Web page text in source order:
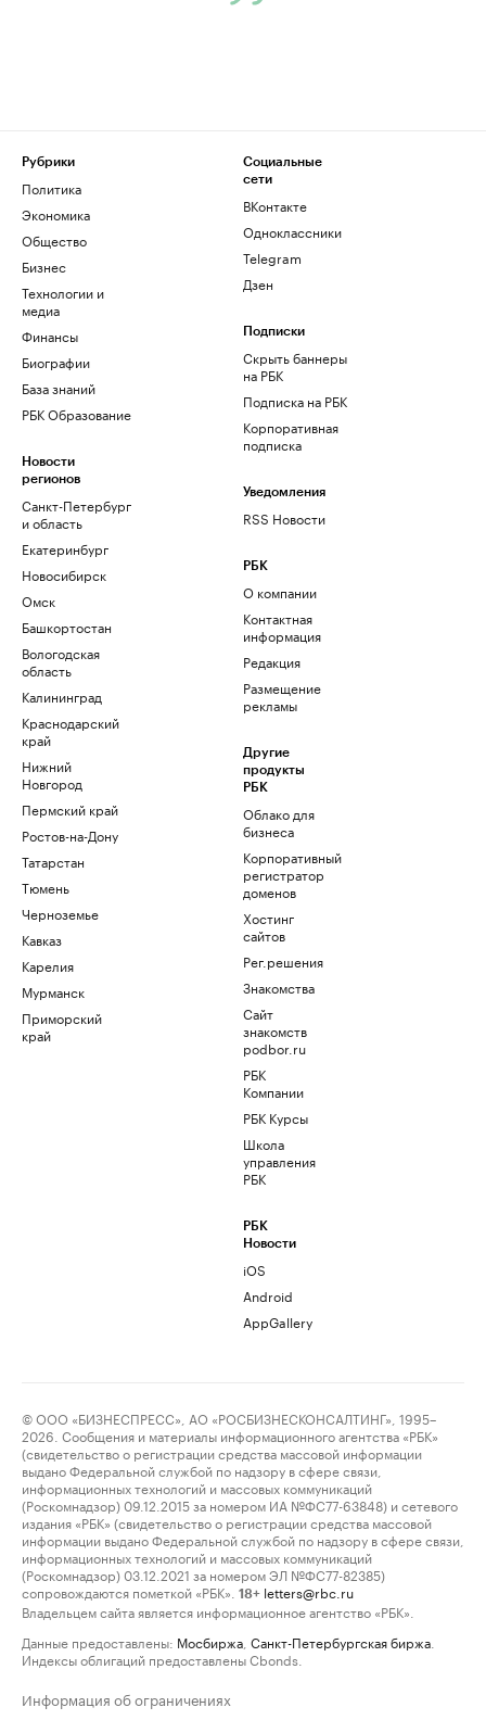
Рубрики
Политика
Экономика
Общество
Бизнес
Технологии и
медиа
Финансы
Биографии
База знаний
РБК Образование
Новости
регионов
Санкт-Петербург
и область
Екатеринбург
Новосибирск
Омск
Башкортостан
Вологодская
область
Калининград
Краснодарский
край
Нижний
Новгород
Пермский край
Ростов-на-Дону
Татарстан
Тюмень
Черноземье
Кавказ
Карелия
Мурманск
Приморский
край
Социальные
сети
ВКонтакте
Одноклассники
Telegram
Дзен
Подписки
Скрыть баннеры
на РБК
Подписка на РБК
Корпоративная
подписка
Уведомления
RSS Новости
РБК
О компании
Контактная
информация
Редакция
Размещение
рекламы
Другие
продукты
РБК
Облако для
бизнеса
Корпоративный
регистратор
доменов
Хостинг
сайтов
Рег.решения
Знакомства
Сайт
знакомств
podbor.ru
РБК
Компании
РБК Курсы
Школа
управления
РБК
РБК
Новости
iOS
Android
AppGallery
© ООО «БИЗНЕСПРЕСС», АО «РОСБИЗНЕСКОНСАЛТИНГ», 1995–
2026. Сообщения и материалы информационного агентства «РБК»
(свидетельство о регистрации средства массовой информации
выдано Федеральной службой по надзору в сфере связи,
информационных технологий и массовых коммуникаций
(Роскомнадзор) 09.12.2015 за номером ИА №ФС77-63848) и сетевого
издания «РБК» (свидетельство о регистрации средства массовой
информации выдано Федеральной службой по надзору в сфере связи,
информационных технологий и массовых коммуникаций
(Роскомнадзор) 03.12.2021 за номером ЭЛ №ФС77-82385)
сопровождаются пометкой «РБК».
18+ letters@rbc.ru
Владельцем сайта является информационное агентство «РБК».
Данные предоставлены: Мосбиржа Санкт-Петербургская биржа
Индексы облигаций предоставлены Cbonds.
Информация об ограничениях